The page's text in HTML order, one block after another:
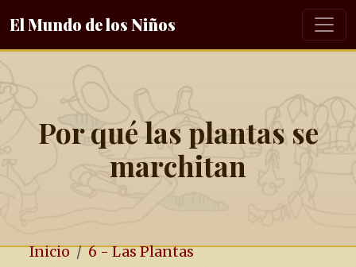
El Mundo de los Niños
Por qué las plantas se
marchitan
Inicio
6 - Las Plantas